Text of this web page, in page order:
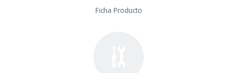
Ficha Producto